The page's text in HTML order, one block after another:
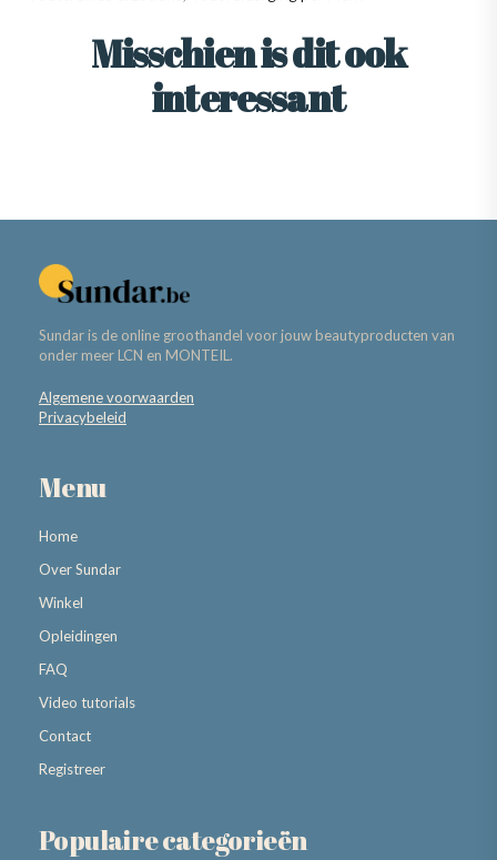
Misschien is dit ook
interessant
Sundar is de online groothandel voor jouw beautyproducten van
onder meer LCN en MONTEIL.
Algemene voorwaarden
Privacybeleid
Menu
Home
Over Sundar
Winkel
Opleidingen
FAQ
Video tutorials
Contact
Registreer
Populaire categorieën